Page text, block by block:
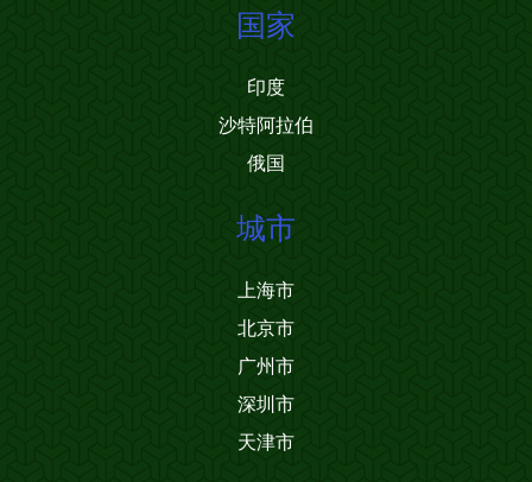
国家
印度
沙特阿拉伯
俄国
城市
上海市
北京市
广州市
深圳市
天津市